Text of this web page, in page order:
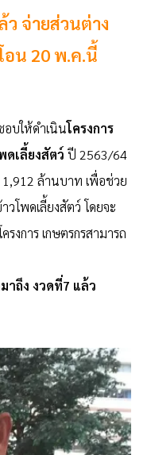
ว จ่ายส่วนต่าง
อน 20 พ.ค.นี้
บให้ดำเนินโครงการ
ดเลี้ยงสัตว์ ปี 2563/64
1,912 ล้านบาท เพื่อช่วย
วโพดเลี้ยงสัตว์ โดยจะ
งการ เกษตรกรสามารถ
าถึง งวดที่7 แล้ว